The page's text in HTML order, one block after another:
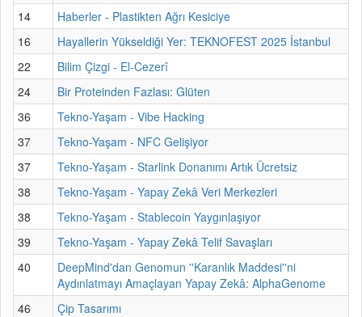
14
Haberler - Plastikten Ağrı Kesiciye
16
Hayallerin Yükseldiği Yer: TEKNOFEST 2025 İstanbul
22
Bilim Çizgi - El-Cezerî
24
Bir Proteinden Fazlası: Glüten
36
Tekno-Yaşam - Vibe Hacking
37
Tekno-Yaşam - NFC Gelişiyor
37
Tekno-Yaşam - Starlink Donanımı Artık Ücretsiz
38
Tekno-Yaşam - Yapay Zekâ Veri Merkezleri
38
Tekno-Yaşam - Stablecoin Yaygınlaşıyor
39
Tekno-Yaşam - Yapay Zekâ Telif Savaşları
40
DeepMind'dan Genomun ''Karanlık Maddesi''ni
Aydınlatmayı Amaçlayan Yapay Zekâ: AlphaGenome
46
Çip Tasarımı